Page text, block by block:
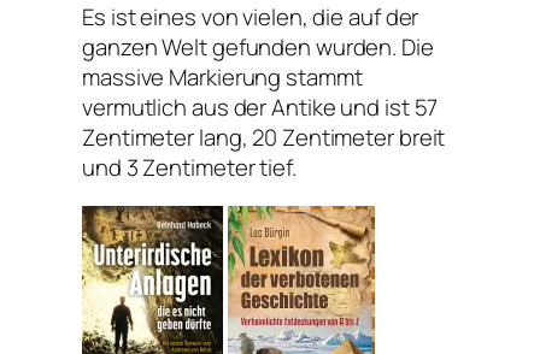
Es ist eines von vielen, die auf der
ganzen Welt gefunden wurden. Die
massive Markierung stammt
vermutlich aus der Antike und ist 57
Zentimeter lang, 20 Zentimeter breit
und 3 Zentimeter tief.